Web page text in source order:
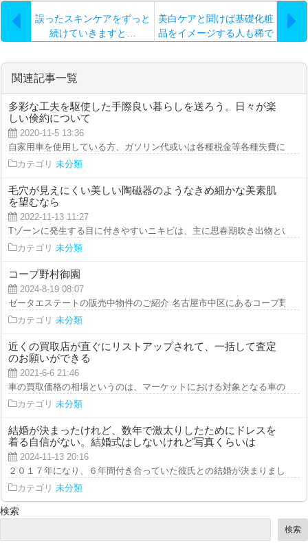
誤ったスキンケアをずっと
続けていきますと…
美白ケアと聞けば基礎化粧
品をイメージする人も稀で
関連記事一覧
多彩な工夫を駆使した手際良い暮らしを送ろう。日々が楽
しい倹約について
2020-11-5 13:36
自家用車を使用している方、ガソリン代或いは各種税金等各種失費に家計
カテゴリ 未分類
毛穴が見えにくい美しい陶磁器のようなきめ細かな美素肌
を望むなら
2022-11-13 11:27
Tゾーンに発生する目に付きやすいニキビは、主に思春期吹き出物という
カテゴリ 未分類
コープ野村御園
2024-8-19 08:07
ゼータエステートの販売中物件のご紹介 名古屋市中区にあるコープ野村
カテゴリ 未分類
近くの買取店が直ぐにリストアップされて、一括して査定
のお願いができる
2021-6-6 21:46
車の買取価格の相場というのは、マーケットにおける対象となる車の人気
カテゴリ 未分類
結婚が決まったけれど、数年で激太りしたためにドレスを
着る自信がない。結婚式はしないけれど写真くらいは
2024-11-13 20:16
２０１７年になり、６年間付き合っていた彼氏との結婚が決まりました。
カテゴリ 未分類
検索
検索